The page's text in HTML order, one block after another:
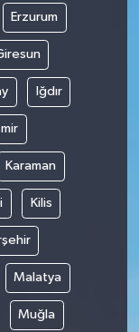
Erzurum
Iğdır
Karaman
Kilis
Malatya
Muğla